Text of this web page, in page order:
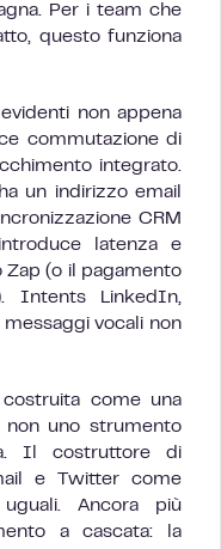
Per i team che
questo funziona
non appena
commutazione di
integrato.
un indirizzo email
CRM
latenza e
Zap (o il pagamento
Intents LinkedIn,
vocali non
come una
non uno strumento
Il costruttore di
e Twitter come
Ancora più
a cascata: la